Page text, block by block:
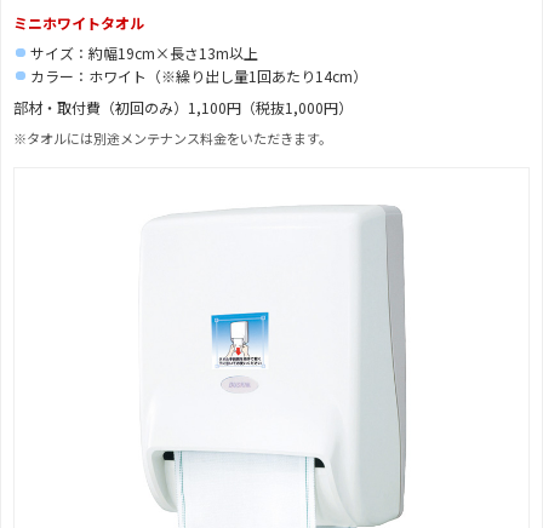
ミニホワイトタオル
サイズ：約幅19cm×長さ13m以上
カラー：ホワイト（※繰り出し量1回あたり14cm）
部材・取付費（初回のみ）1,100円（税抜1,000円）
※タオルには別途メンテナンス料金をいただきます。